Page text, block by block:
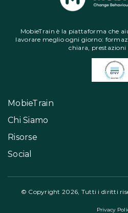
MobieTrain è la piattaforma che
lavorare meglio ogni giorno:
chiara, prestazioni
MobieTrain
Chi Siamo
Risorse
Social
© Copyright 2026, Tutti i diritti
Privacy